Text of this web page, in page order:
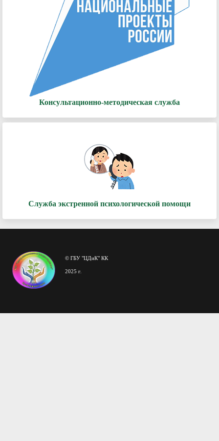
Консультационно-методическая служба
Служба экстренной психологической помощи
© ГБУ "ЦДиК" КК
2025 г.